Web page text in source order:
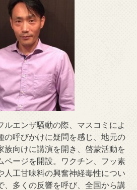
ルエンザ騒動の際、マスコミによ
の呼びかけに疑問を感じ、地元の
族向けに講演を開き、啓蒙活動を
ページを開設。ワクチン、フッ素
人工甘味料の興奮神経毒性につい
、多くの反響を呼び、全国から講